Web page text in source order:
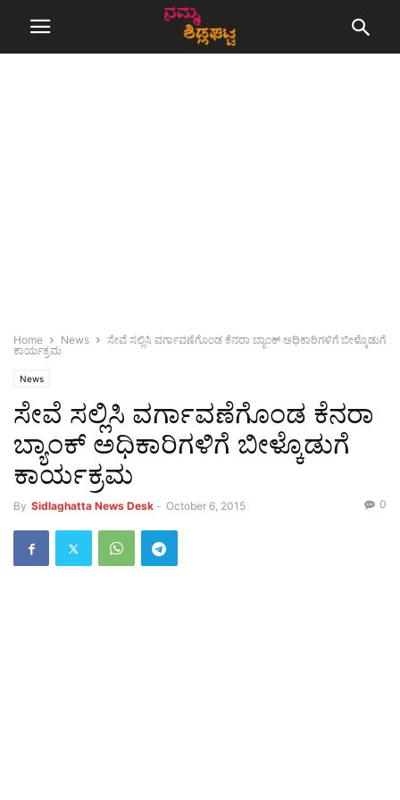
Home News
ಸೇವೆ ಸಲ್ಲಿಸಿ ವರ್ಗಾವಣೆಗೊಂಡ ಕೆನರಾ ಬ್ಯಾಂಕ್ ಅಧಿಕಾರಿಗಳಿಗೆ ಬೀಳ್ಕೊಡುಗೆ
ಕಾರ್ಯಕ್ರಮ
News
ಸೇವೆ ಸಲ್ಲಿಸಿ ವರ್ಗಾವಣೆಗೊಂಡ ಕೆನರಾ
ಬ್ಯಾಂಕ್ ಅಧಿಕಾರಿಗಳಿಗೆ ಬೀಳ್ಕೊಡುಗೆ
ಕಾರ್ಯಕ್ರಮ
By Sidlaghatta News Desk - October 6, 2015 0